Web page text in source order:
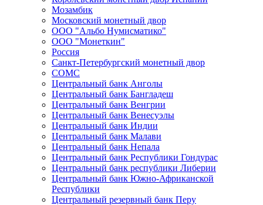
Мозамбик
Московский монетный двор
ООО "Альбо Нумисматико"
ООО "Монеткин"
Россия
Санкт-Петербургский монетный двор
СОМС
Центральный банк Анголы
Центральный банк Бангладеш
Центральный банк Венгрии
Центральный банк Венесуэлы
Центральный банк Индии
Центральный банк Малави
Центральный банк Непала
Центральный банк Республики Гондурас
Центральный банк республики Либерии
Центральный банк Южно-Африканской
Республики
Центральный резервный банк Перу